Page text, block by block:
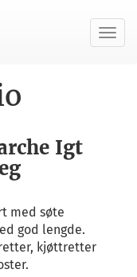
Igt
med søte
god lengde.
kjøttretter